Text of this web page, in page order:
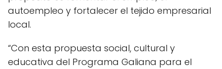
autoempleo y fortalecer el tejido empresarial
local.
“Con esta propuesta social, cultural y
educativa del Programa Galiana para el